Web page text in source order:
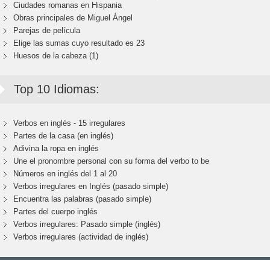
Ciudades romanas en Hispania
Obras principales de Miguel Ángel
Parejas de película
Elige las sumas cuyo resultado es 23
Huesos de la cabeza (1)
Top 10 Idiomas:
Verbos en inglés - 15 irregulares
Partes de la casa (en inglés)
Adivina la ropa en inglés
Une el pronombre personal con su forma del verbo to be
Números en inglés del 1 al 20
Verbos irregulares en Inglés (pasado simple)
Encuentra las palabras (pasado simple)
Partes del cuerpo inglés
Verbos irregulares: Pasado simple (inglés)
Verbos irregulares (actividad de inglés)